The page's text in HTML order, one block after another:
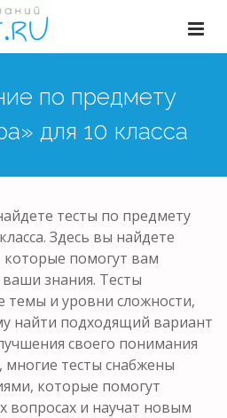
по предмету
для 10 класса
тесты по предмету
Здесь вы найдете
которые помогут вам
знания. Тесты
и уровни сложности,
найти подходящий вариант
своего понимания
тесты снабжены
которые помогут
вопросах и научат новым